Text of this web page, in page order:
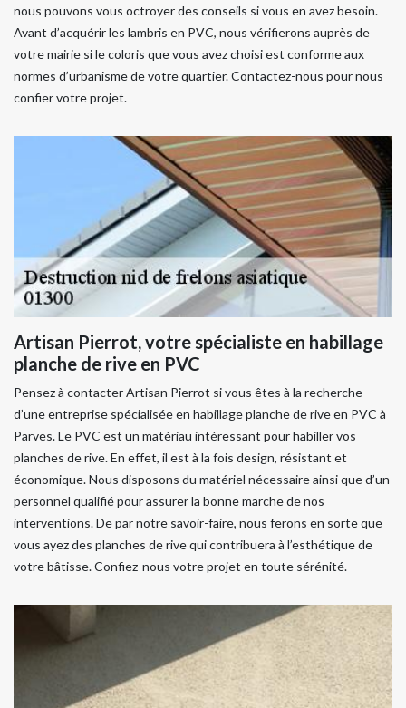
nous pouvons vous octroyer des conseils si vous en avez besoin.
Avant d’acquérir les lambris en PVC, nous vérifierons auprès de
votre mairie si le coloris que vous avez choisi est conforme aux
normes d’urbanisme de votre quartier. Contactez-nous pour nous
confier votre projet.
Artisan Pierrot, votre spécialiste en habillage
planche de rive en PVC
Pensez à contacter Artisan Pierrot si vous êtes à la recherche
d’une entreprise spécialisée en habillage planche de rive en PVC à
Parves. Le PVC est un matériau intéressant pour habiller vos
planches de rive. En effet, il est à la fois design, résistant et
économique. Nous disposons du matériel nécessaire ainsi que d’un
personnel qualifié pour assurer la bonne marche de nos
interventions. De par notre savoir-faire, nous ferons en sorte que
vous ayez des planches de rive qui contribuera à l’esthétique de
votre bâtisse. Confiez-nous votre projet en toute sérénité.